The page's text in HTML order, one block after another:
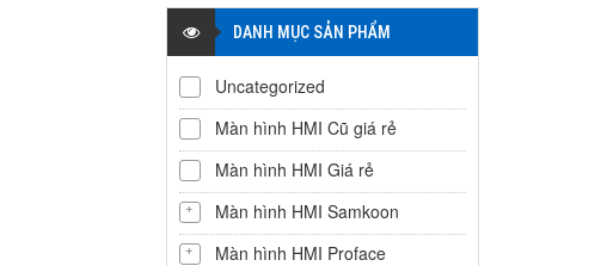
DANH MỤC SẢN PHẨM
Uncategorized
Màn hình HMI Cũ giá rẻ
Màn hình HMI Giá rẻ
Màn hình HMI Samkoon
Màn hình HMI Proface